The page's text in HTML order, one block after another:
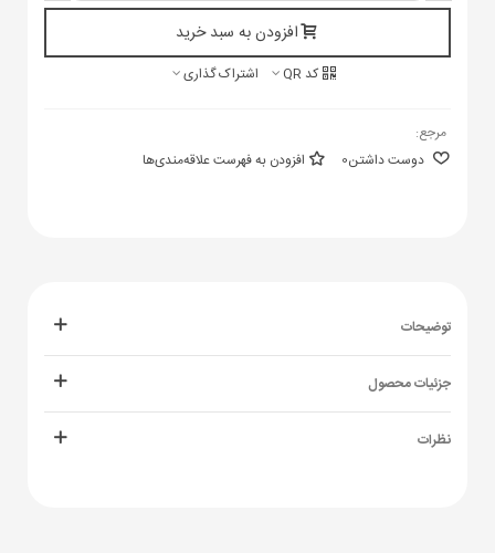
افزودن به سبد خرید
کد QR اشتراک گذاری
مرجع:
دوست داشتن0 افزودن به فهرست علاقه‌مندی‌ها
توضیحات
جزئیات محصول
نظرات